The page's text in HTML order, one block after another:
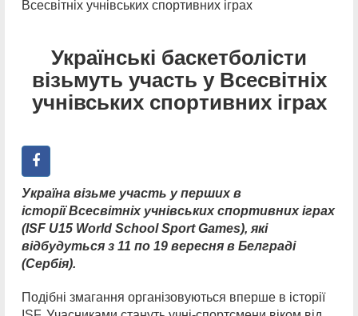
Українські баскетболісти
візьмуть участь у Всесвітніх
учнівських спортивних іграх
Україна візьме участь у перших в
історії Всесвітніх учнівських спортивних іграх
(ISF U15 World School Sport Games), які
відбудуться з 11 по 19 вересня в Белграді
(Сербія).
Подібні змагання організовуються вперше в історії